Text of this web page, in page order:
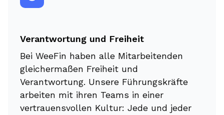
Verantwortung und Freiheit
Bei WeeFin haben alle Mitarbeitenden
gleichermaßen Freiheit und
Verantwortung. Unsere Führungskräfte
arbeiten mit ihren Teams in einer
vertrauensvollen Kultur: Jede und jeder